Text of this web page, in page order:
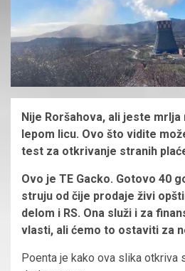
Nije Roršahova, ali jeste mrlja
lepom licu. Ovo što vidite
test za otkrivanje stranih
Ovo je TE Gacko. Gotovo 40
struju od čije prodaje živi
delom i RS. Ona služi i za
vlasti, ali ćemo to ostaviti za
Poenta je kako ova slika otkriva